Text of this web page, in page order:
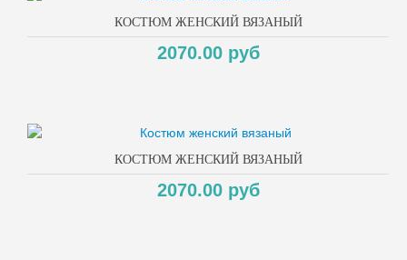
КОСТЮМ ЖЕНСКИЙ ВЯЗАНЫЙ
2070.00 руб
КОСТЮМ ЖЕНСКИЙ ВЯЗАНЫЙ
2070.00 руб